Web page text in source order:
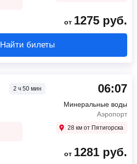
от 1275 руб.
Найти билеты
2 ч 50 мин 06:07
Минеральные воды
Аэропорт
28 км от Пятигорска
от 1281 руб.